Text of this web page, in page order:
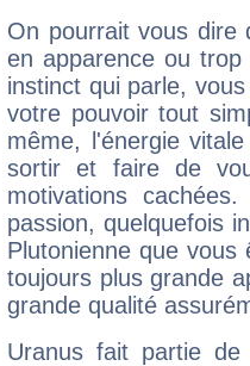
On pourrait vous dire
en apparence ou
instinct qui parle,
votre pouvoir tout
même, l'énergie
sortir et faire de
motivations
passion, quelquefois
Plutonienne que
toujours plus grande
grande qualité
Uranus fait partie